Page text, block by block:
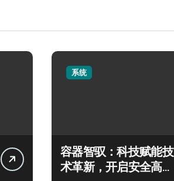
系统
容器智驭：科技赋能技
术革新，开启安全高效